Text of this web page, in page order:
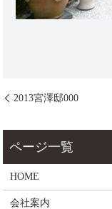
2013宮澤邸000
HOME
会社案内